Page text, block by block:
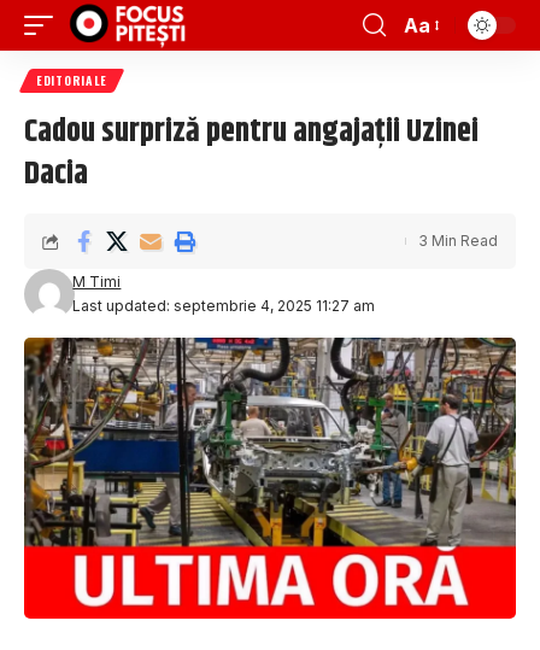
Aa
EDITORIALE
Cadou surpriză pentru angajații Uzinei
Dacia
Last updated: septembrie 4, 2025 11:27 am
M Timi
3 Min Read